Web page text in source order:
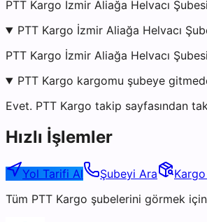
PTT Kargo İzmir Aliağa Helvacı
PTT Kargo İzmir Aliağa Helvacı
PTT Kargo İzmir Aliağa Helvacı
PTT Kargo kargomu şubeye
Evet. PTT Kargo takip sayfasından
Hızlı İşlemler
Yol Tarifi Al Şubeyi Ara
Tüm PTT Kargo şubelerini görmek için